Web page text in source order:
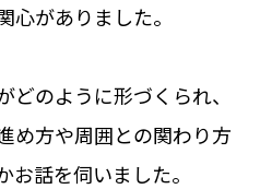
心がありました。
のように形づくられ、
め方や周囲との関わり方
お話を伺いました。